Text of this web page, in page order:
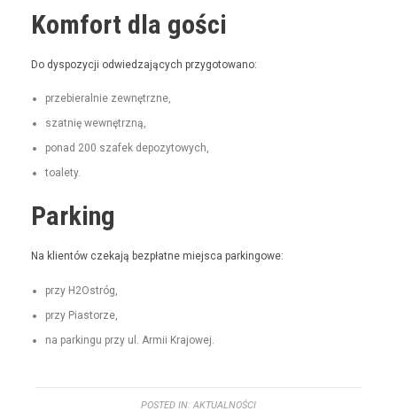
Komfort dla gości
Do dys­pozy­cji odwiedza­ją­cych przygotowano:
prze­bier­al­nie zewnętrzne,
szat­nię wewnętrzną,
pon­ad 200 szafek depozytowych,
toale­ty.
Parking
Na klien­tów czeka­ją bezpłatne miejs­ca parkingowe:
przy H2Ostróg,
przy Pias­torze,
na parkingu przy ul. Armii Krajowej.
POSTED IN: AKTUALNOŚCI